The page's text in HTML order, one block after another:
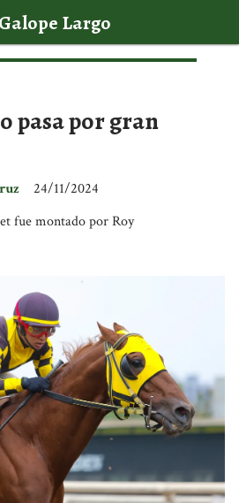
Largo
pasa por gran
fue montado por Roy
24/11/2024